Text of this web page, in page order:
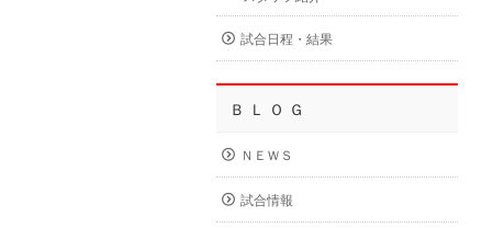
試合日程・結果
Ｂ Ｌ Ｏ Ｇ
ＮＥＷＳ
試合情報